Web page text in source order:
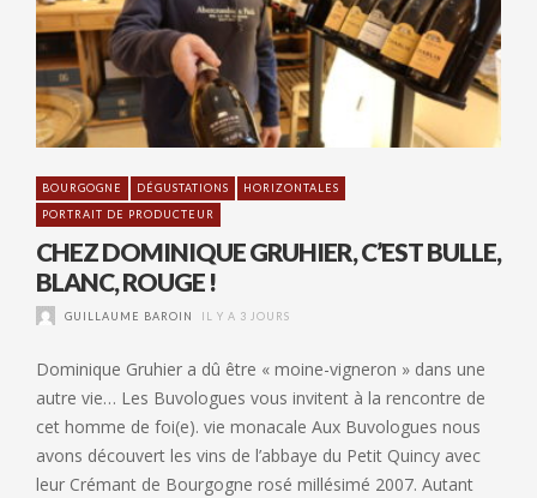
BOURGOGNE DÉGUSTATIONS
HORIZONTALES
PORTRAIT DE PRODUCTEUR
CHEZ DOMINIQUE GRUHIER, C’EST BULLE,
BLANC, ROUGE !
GUILLAUME BAROIN IL Y A 3 JOURS
Dominique Gruhier a dû être « moine-vigneron » dans une
autre vie… Les Buvologues vous invitent à la rencontre de
cet homme de foi(e). vie monacale Aux Buvologues nous
avons découvert les vins de l’abbaye du Petit Quincy avec
leur Crémant de Bourgogne rosé millésimé 2007. Autant